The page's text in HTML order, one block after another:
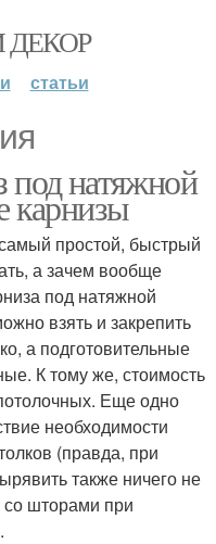
ДЕКОР
статьи
под натяжной
карнизы
простой, быстрый
а зачем вообще
под натяжной
взять и закрепить
а подготовительные
К тому же, стоимость
Еще одно
необходимости
(правда, при
также ничего не
со шторами при